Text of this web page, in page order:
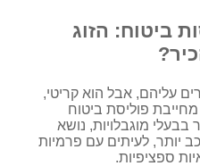
ביטוח: הזוג
עליהם, אבל הוא קריטי,
פוליסת ביטוח
מוגבלויות, נושא
יותר, לעיתים עם פרמיות
ספציפיות.